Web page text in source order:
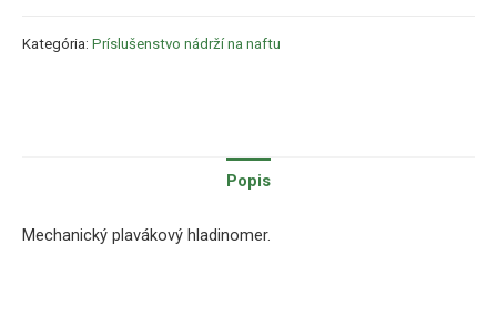
Kategória: Príslušenstvo nádrží na naftu
Popis
Mechanický plavákový hladinomer.